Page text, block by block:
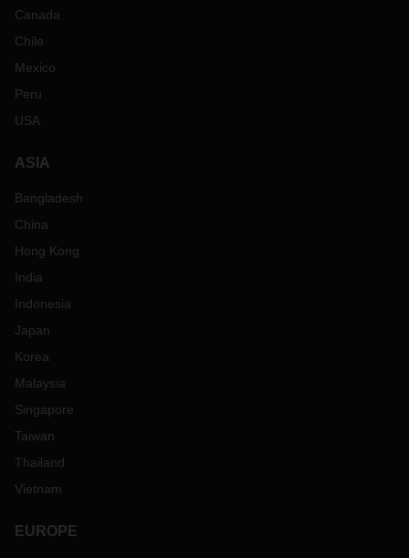
Canada
Chile
Mexico
Peru
USA
ASIA
Bangladesh
China
Hong Kong
India
Indonesia
Japan
Korea
Malaysia
Singapore
Taiwan
Thailand
Vietnam
EUROPE